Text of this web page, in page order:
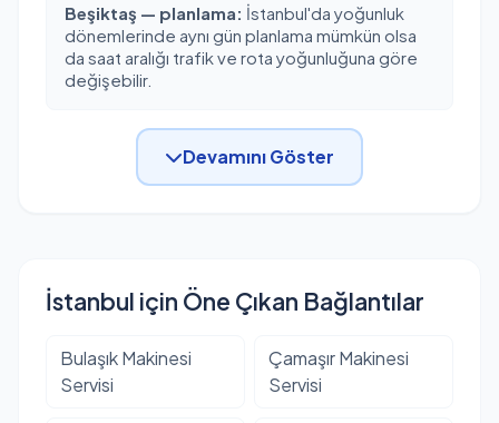
Beşiktaş — planlama: İstanbul'da yoğunluk
dönemlerinde aynı gün planlama mümkün olsa
da saat aralığı trafik ve rota yoğunluğuna göre
değişebilir.
Devamını Göster
İstanbul için Öne Çıkan Bağlantılar
Bulaşık Makinesi
Servisi
Çamaşır Makinesi
Servisi